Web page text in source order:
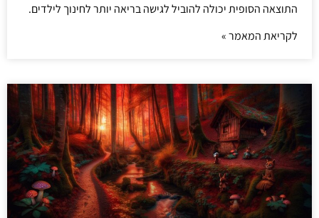
התוצאה הסופית יכולה להוביל לגישה בריאה יותר לחינוך לילדים.
לקריאת המאמר »